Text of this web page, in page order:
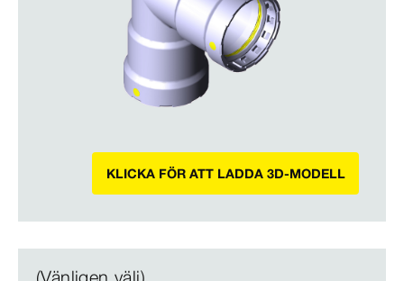
KLICKA FÖR ATT LADDA 3D-MODELL